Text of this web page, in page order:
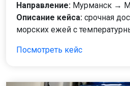
Направление: Мурманск →
Описание кейса: срочная
морских ежей с
Посмотреть кейс